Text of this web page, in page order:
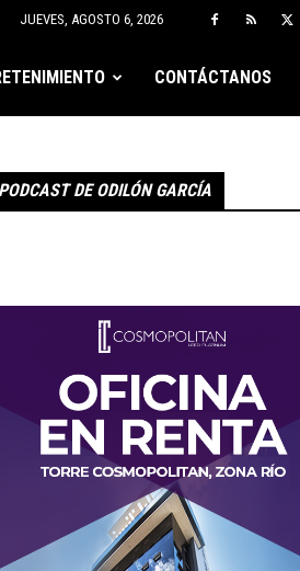
JUEVES, AGOSTO 6, 2026
CONTÁCTANOS
PODCAST DE ODILÓN GARCÍA